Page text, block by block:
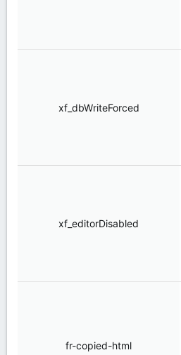
xf_dbWriteForced
xf_editorDisabled
fr-copied-html